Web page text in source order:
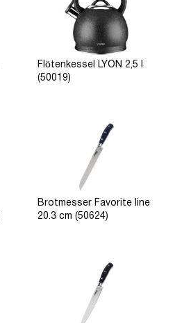
Flötenkessel LYON 2,5 l
(50019)
Brotmesser Favorite line
20.3 cm (50624)